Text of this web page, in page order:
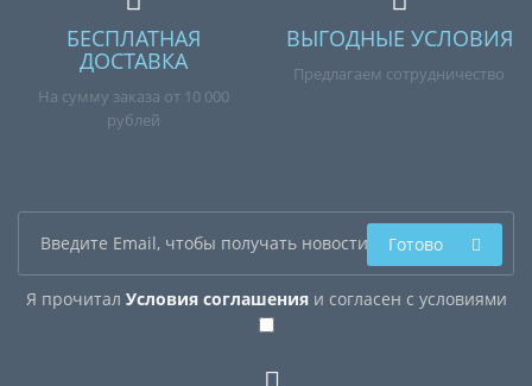
БЕСПЛАТНАЯ
ДОСТАВКА
На сумму заказа от 10 000
рублей
ВЫГОДНЫЕ УСЛОВИЯ
Предлагаем сотрудничество
Я прочитал Условия соглашенияи согласен с условиями
Готово